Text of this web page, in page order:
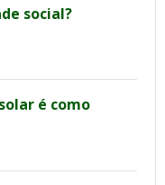
social?
é como